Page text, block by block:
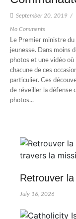
September 20, 2019 /
No Comments
Le Premier ministre du
jeunesse. Dans moins
photos et une vidéo où
chacune de ces
particulier. Ces
de réveiller la défense
photos...
Retrouver
July 16, 2026